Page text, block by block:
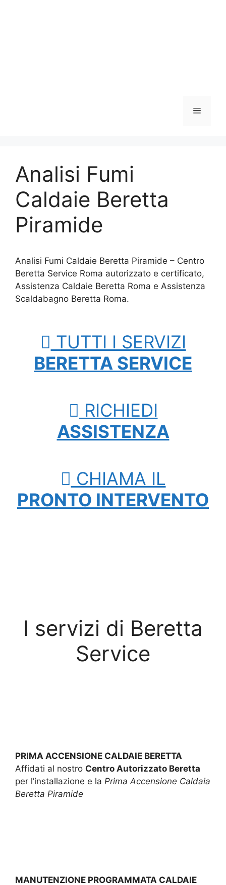
Menu
Analisi Fumi
Caldaie Beretta
Piramide
Analisi Fumi Caldaie Beretta Piramide – Centro
Beretta Service Roma autorizzato e certificato,
Assistenza Caldaie Beretta Roma e Assistenza
Scaldabagno Beretta Roma.
TUTTI I SERVIZI
BERETTA SERVICE
RICHIEDI
ASSISTENZA
CHIAMA IL
PRONTO INTERVENTO
I servizi di Beretta
Service
PRIMA ACCENSIONE CALDAIE BERETTA
Affidati al nostro Centro Autorizzato Beretta
per l’installazione e la Prima Accensione Caldaia
Beretta Piramide
MANUTENZIONE PROGRAMMATA CALDAIE